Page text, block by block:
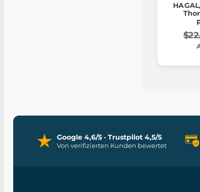
Google 4,6/5 · Trustpilot 4,5/5
Von verifizierten Kunden bewertet